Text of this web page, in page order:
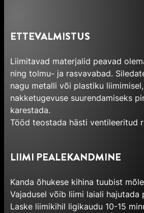
ETTEVALMISTUS
Liimitavad materjalid peavad
ning tolmu- ja rasvavabad.
nagu metalli või plastiku
nakketugevuse suurendamiseks
karestada.
Tööd teostada hästi ventileeritud
LIIMI PEALEKANDMINE
Kanda õhukese kihina tuubist
Vajadusel võib liimi laiali hajutada
Laske liimikihil ligikaudu 10-15